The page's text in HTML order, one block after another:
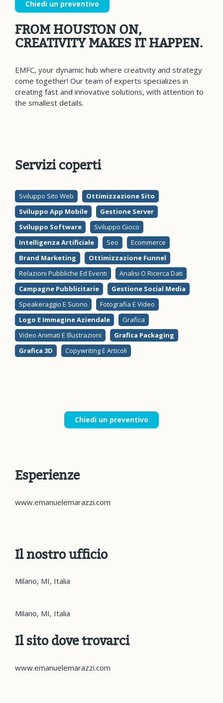
Chiedi un preventivo
FROM HOUSTON ON,
CREATIVITY MAKES IT HAPPEN.
EMFC, your dynamic hub where creativity and strategy
come together! Our team of experts specializes in
creating fast and innovative solutions, with attention to
the smallest details.
Servizi coperti
Sviluppo Sito Web
Ottimizzazione Sito
Sviluppo App Mobile
Gestione Server
Sviluppo Software
Sviluppo Gioco
Intelligenza Artificiale
Seo
Ecommerce
Brand Marketing
Ottimizzazione Funnel
Relazioni Pubbliche Ed Eventi
Analisi O Ricerca Dati
Campagne Pubblicitarie
Gestione Social Media
Speakeraggio E Suono
Fotografia E Video
Logo E Immagine Aziendale
Grafica
Video Animati E Illustrazioni
Grafica Packaging
Grafica 3D
Copywriting E Articoli
Chiedi un preventivo
Esperienze
www.emanuelemarazzi.com
Il nostro ufficio
Milano, MI, Italia
Milano, MI, Italia
Il sito dove trovarci
www.emanuelemarazzi.com